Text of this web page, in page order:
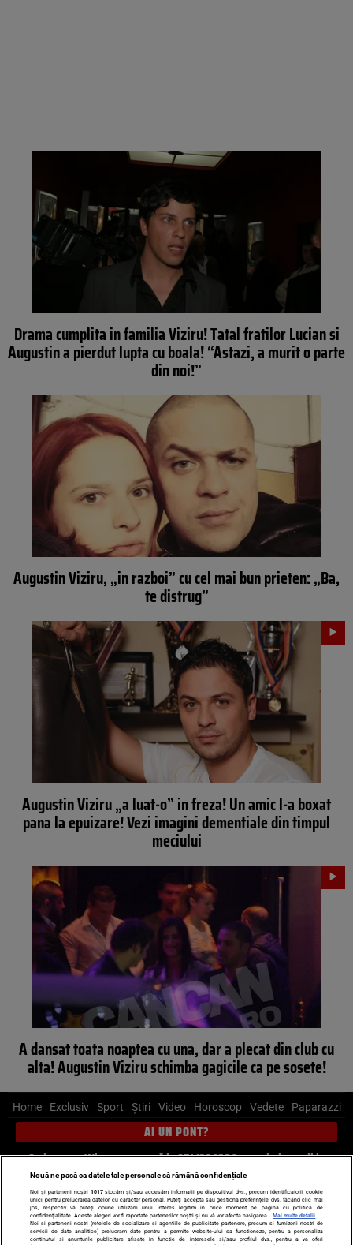
Drama cumplita in familia Viziru! Tatal fratilor Lucian si
Augustin a pierdut lupta cu boala! “Astazi, a murit o parte
din noi!”
Augustin Viziru, „in razboi” cu cel mai bun prieten: „Ba,
te distrug”
Augustin Viziru „a luat-o” in freza! Un amic l-a boxat
pana la epuizare! Vezi imagini dementiale din timpul
meciului
A dansat toata noaptea cu una, dar a plecat din club cu
alta! Augustin Viziru schimba gagicile ca pe sosete!
Home Exclusiv Sport Știri Video Horoscop Vedete Paparazzi
AI UN PONT?
Scrie-ne pe Whatsapp, sună la 0741226226 sau trimite mail la
pont@cancan.ro
Știri interne Știri externe
Politică
Ultimele stiri
Diete Insula Iubirii Dictionar de vise LIFE STYLE
Nouă ne pasă ca datele tale personale să rămână confidențiale
Noi și partenerii noștri 1017stocăm și/sau accesăm informații pe dispozitivul dvs., precum identificatorii cookie
unici pentru prelucrarea datelor cu caracter personal. Puteți accepta sau gestiona preferințele dvs. făcând clic mai
jos, respectiv vă puteți opune utilizării unui interes legitim în orice moment pe pagina cu politica de
confidențialitate. Aceste alegeri vor fi raportate partenerilor noștri și nu vă vor afecta navigarea.
Mai multe detalii
Noi si partenerii nostri (retelele de socializare si agentiile de publicitate partenere, precum si furnizorii nostri de
servicii de date analitice) prelucram date pentru a permite website-ului sa functioneze, pentru a personaliza
continutul si anunturile publicitare afisate in functie de interesele si/sau profilul dvs., pentru a va oferi